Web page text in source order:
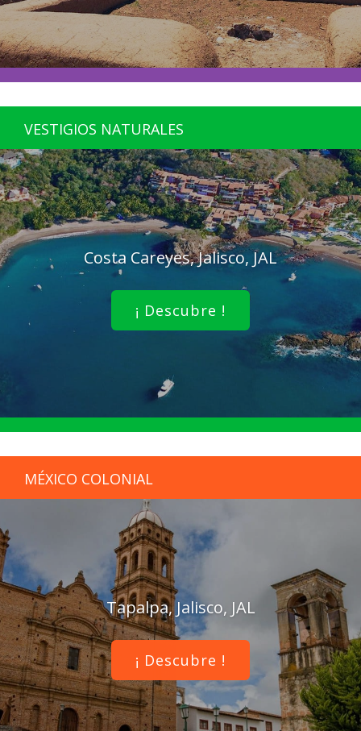
VESTIGIOS NATURALES
Costa Careyes, Jalisco, JAL
¡ Descubre !
MÉXICO COLONIAL
Tapalpa, Jalisco, JAL
¡ Descubre !